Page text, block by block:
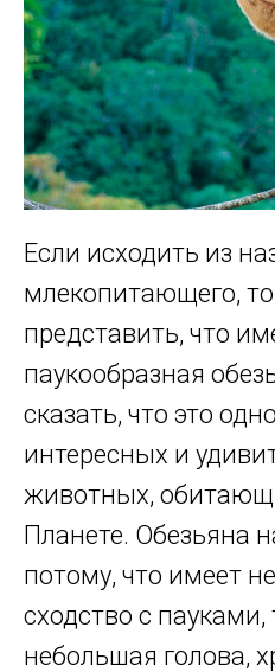
Если исходить из
млекопитающего,
представить, что
паукообразная
сказать, что это
интересных и
животных,
Планете. Обезьяна
потому, что имеет
сходство с пауками,
небольшая голова,